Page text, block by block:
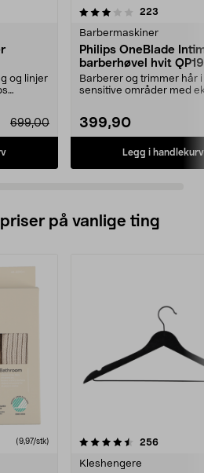
og linjer
699,00
223
Barbermaskiner
Philips OneBlade
barberhøvel hvit
Barberer og trimmer hår i
sensitive områder med
399,90
Legg i handlekurv
4.0 av 5 stjerner
på vanlige ting
(9,97/stk) 256
Kleshengere
4.5av 5 stjerner